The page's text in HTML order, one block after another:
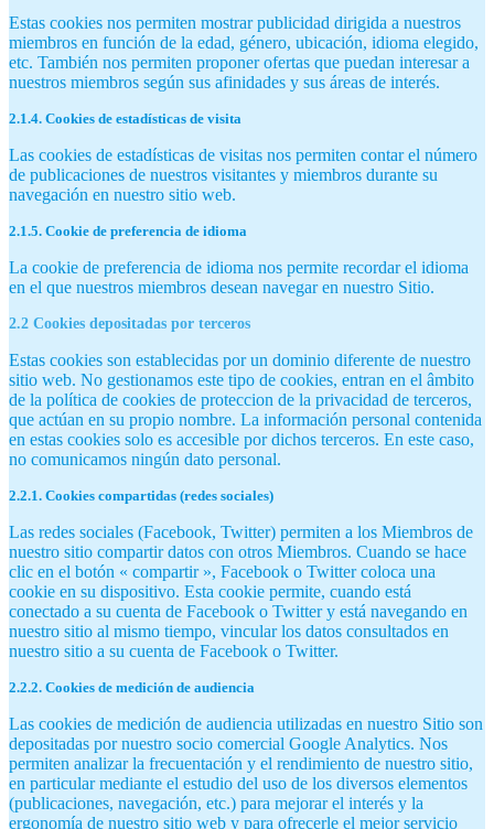
Estas cookies nos permiten mostrar publicidad dirigida a nuestros
miembros en función de la edad, género, ubicación, idioma elegido,
etc. También nos permiten proponer ofertas que puedan interesar a
nuestros miembros según sus afinidades y sus áreas de interés.
2.1.4. Cookies de estadísticas de visita
Las cookies de estadísticas de visitas nos permiten contar el número
de publicaciones de nuestros visitantes y miembros durante su
navegación en nuestro sitio web.
2.1.5. Cookie de preferencia de idioma
La cookie de preferencia de idioma nos permite recordar el idioma
en el que nuestros miembros desean navegar en nuestro Sitio.
2.2 Cookies depositadas por terceros
Estas cookies son establecidas por un dominio diferente de nuestro
sitio web. No gestionamos este tipo de cookies, entran en el âmbito
de la política de cookies de proteccion de la privacidad de terceros,
que actúan en su propio nombre. La información personal contenida
en estas cookies solo es accesible por dichos terceros. En este caso,
no comunicamos ningún dato personal.
2.2.1. Cookies compartidas (redes sociales)
Las redes sociales (Facebook, Twitter) permiten a los Miembros de
nuestro sitio compartir datos con otros Miembros. Cuando se hace
clic en el botón « compartir », Facebook o Twitter coloca una
cookie en su dispositivo. Esta cookie permite, cuando está
conectado a su cuenta de Facebook o Twitter y está navegando en
nuestro sitio al mismo tiempo, vincular los datos consultados en
nuestro sitio a su cuenta de Facebook o Twitter.
2.2.2. Cookies de medición de audiencia
Las cookies de medición de audiencia utilizadas en nuestro Sitio son
depositadas por nuestro socio comercial Google Analytics. Nos
permiten analizar la frecuentación y el rendimiento de nuestro sitio,
en particular mediante el estudio del uso de los diversos elementos
(publicaciones, navegación, etc.) para mejorar el interés y la
ergonomía de nuestro sitio web y para ofrecerle el mejor servicio